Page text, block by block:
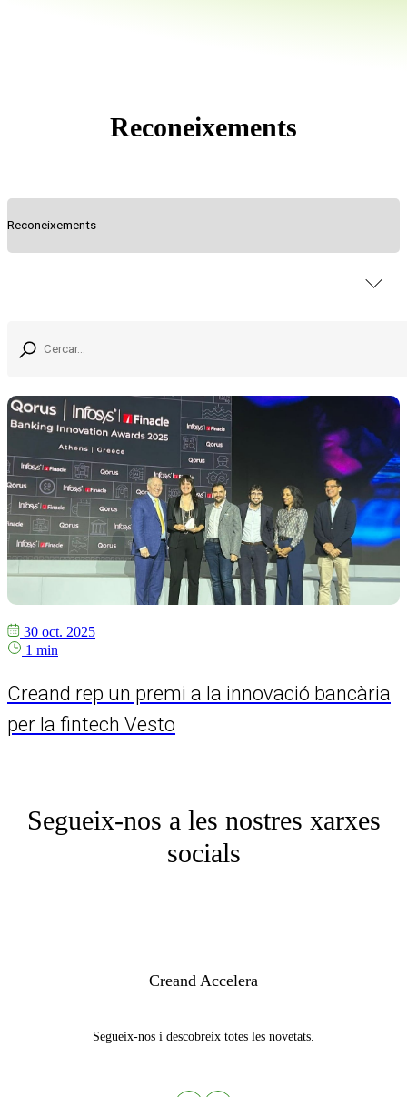
Reconeixements
30 oct. 2025
1 min
Creand rep un premi a la innovació bancària
per la fintech Vesto
Segueix-nos a les nostres xarxes
socials
Creand Accelera
Segueix-nos i descobreix totes les novetats.